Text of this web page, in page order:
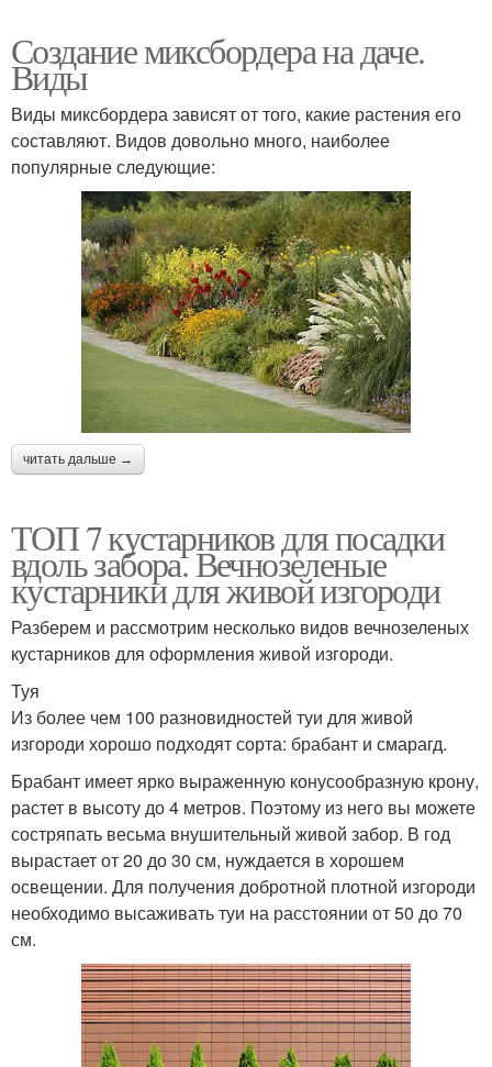
Создание миксбордера на даче.
Виды
Виды миксбордера зависят от того, какие растения его
составляют. Видов довольно много, наиболее
популярные следующие:
читать дальше →
ТОП 7 кустарников для посадки
вдоль забора. Вечнозеленые
кустарники для живой изгороди
Разберем и рассмотрим несколько видов вечнозеленых
кустарников для оформления живой изгороди.
Туя
Из более чем 100 разновидностей туи для живой
изгороди хорошо подходят сорта: брабант и смарагд.
Брабант имеет ярко выраженную конусообразную крону,
растет в высоту до 4 метров. Поэтому из него вы можете
состряпать весьма внушительный живой забор. В год
вырастает от 20 до 30 см, нуждается в хорошем
освещении. Для получения добротной плотной изгороди
необходимо высаживать туи на расстоянии от 50 до 70
см.